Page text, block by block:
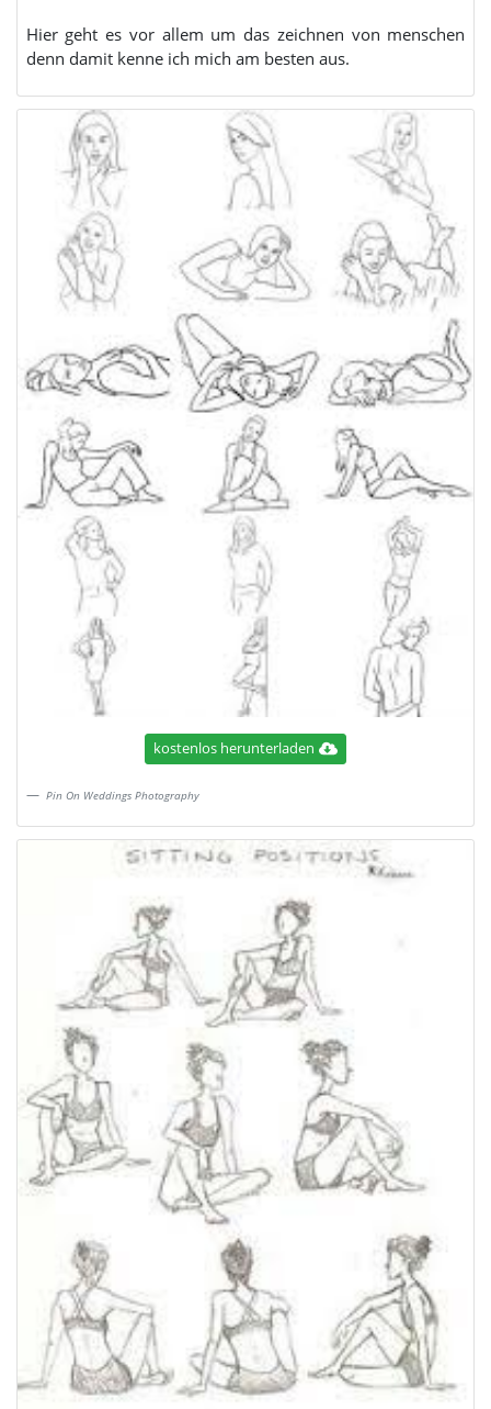
Hier geht es vor allem um das zeichnen von menschen
denn damit kenne ich mich am besten aus.
kostenlos herunterladen
Pin On Weddings Photography